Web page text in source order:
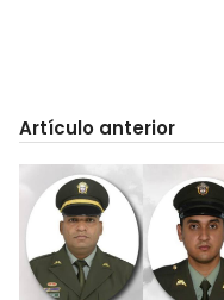
Artículo anterior